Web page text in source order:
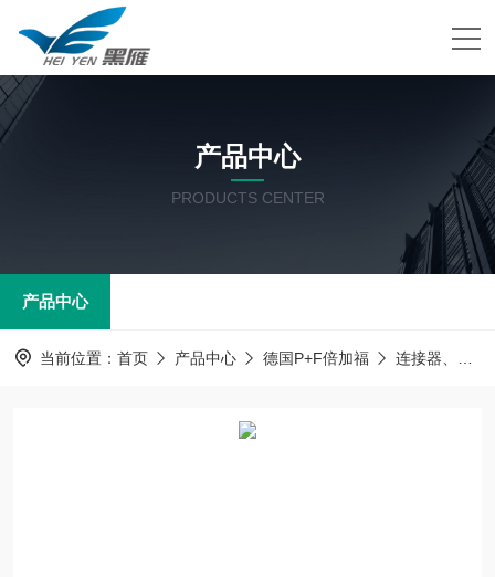
产品中心
PRODUCTS CENTER
产品中心
当前位置： 首页 产品中心 德国P+F倍加福 连接器、电源线及附件